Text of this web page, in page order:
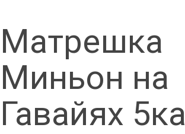
Матрешка
Миньон на
Гавайях 5ка